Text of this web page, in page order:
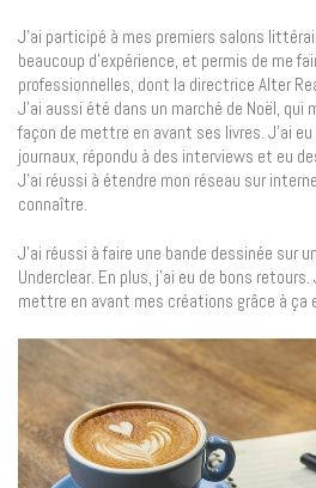
J’ai participé à mes premiers salons
beaucoup d’expérience, et permis de me
professionnelles, dont la directrice Alter
J’ai aussi été dans un marché de Noël, qui
façon de mettre en avant ses livres. J’ai
journaux, répondu à des interviews et eu
J’ai réussi à étendre mon réseau sur
connaître.
J’ai réussi à faire une bande dessinée sur
Underclear. En plus, j’ai eu de bons
mettre en avant mes créations grâce à ça